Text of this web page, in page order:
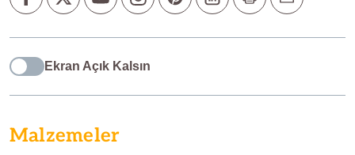
Ekran Açık Kalsın
Malzemeler